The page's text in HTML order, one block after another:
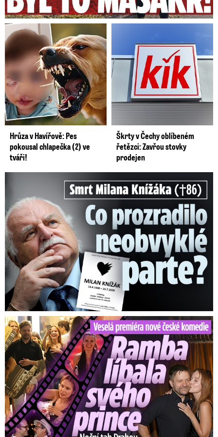
Hrůza v Havířově: Pes
pokousal chlapečka (2) ve
tváři!
Škrty v Čechy oblíbeném
řetězci: Zavřou stovky
prodejen
Smrt Milana Knížáka (†86): Co prozradilo neobvyklé parte?
Veselá premiéra nové české komedie: Ramba líbala Mádla